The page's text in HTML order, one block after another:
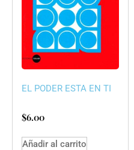
EL PODER ESTA EN TI
$6.00
Añadir al carrito